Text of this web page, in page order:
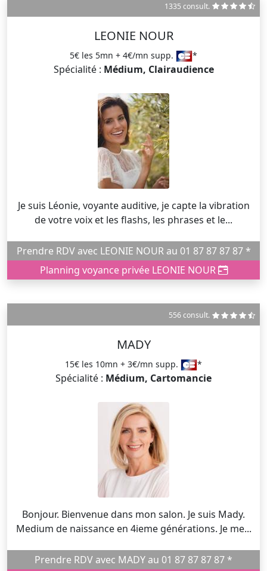
1335 consult.
LEONIE NOUR
5€ les 5mn + 4€/mn supp. *
Spécialité : Médium, Clairaudience
Je suis Léonie, voyante auditive, je capte la vibration
de votre voix et les flashs, les phrases et le...
Prendre RDV avec LEONIE NOUR au 01 87 87 87 87 *
Planning voyance privée LEONIE NOUR
556 consult.
MADY
15€ les 10mn + 3€/mn supp. *
Spécialité : Médium, Cartomancie
Bonjour. Bienvenue dans mon salon. Je suis Mady.
Medium de naissance en 4ieme générations. Je me...
Prendre RDV avec MADY au 01 87 87 87 87 *